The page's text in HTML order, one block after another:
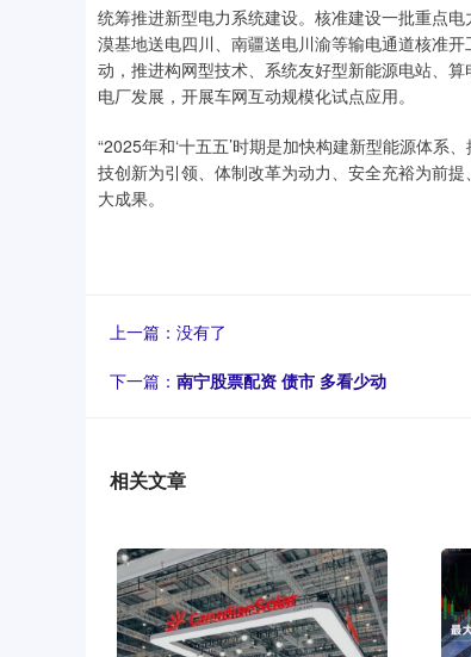
统筹推进新型电力系统建设。核准建设一批重点
漠基地送电四川、南疆送电川渝等输电通道核准
动，推进构网型技术、系统友好型新能源电站、
电厂发展，开展车网互动规模化试点应用。
“2025年和‘十五五’时期是加快构建新型能源体系
技创新为引领、体制改革为动力、安全充裕为前
大成果。
上一篇：没有了
下一篇： 南宁股票配资 债市 多看少动
相关文章